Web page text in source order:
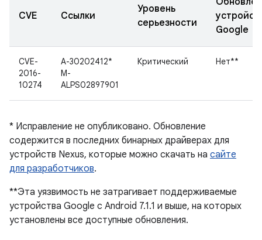
CVE Ссылки
Уровень
серьезности
Google
CVE-
2016-
10274
A-30202412*
M-
ALPS02897901
Критический Нет**
* Исправление не опубликовано. Обновление
содержится в последних бинарных драйверах для
устройств Nexus, которые можно скачать на сайте
для разработчиков.
**Эта уязвимость не затрагивает поддерживаемые
устройства Google с Android 7.1.1 и выше, на которых
установлены все доступные обновления.